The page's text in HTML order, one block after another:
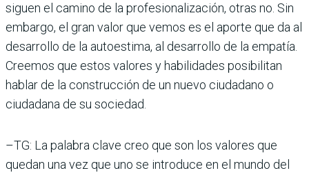
siguen el camino de la profesionalización, otras no. Sin
embargo, el gran valor que vemos es el aporte que da al
desarrollo de la autoestima, al desarrollo de la empatía.
Creemos que estos valores y habilidades posibilitan
hablar de la construcción de un nuevo ciudadano o
ciudadana de su sociedad.
–TG: La palabra clave creo que son los valores que
quedan una vez que uno se introduce en el mundo del